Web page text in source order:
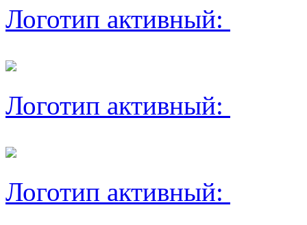
Логотип активный:
Логотип активный:
Логотип активный: